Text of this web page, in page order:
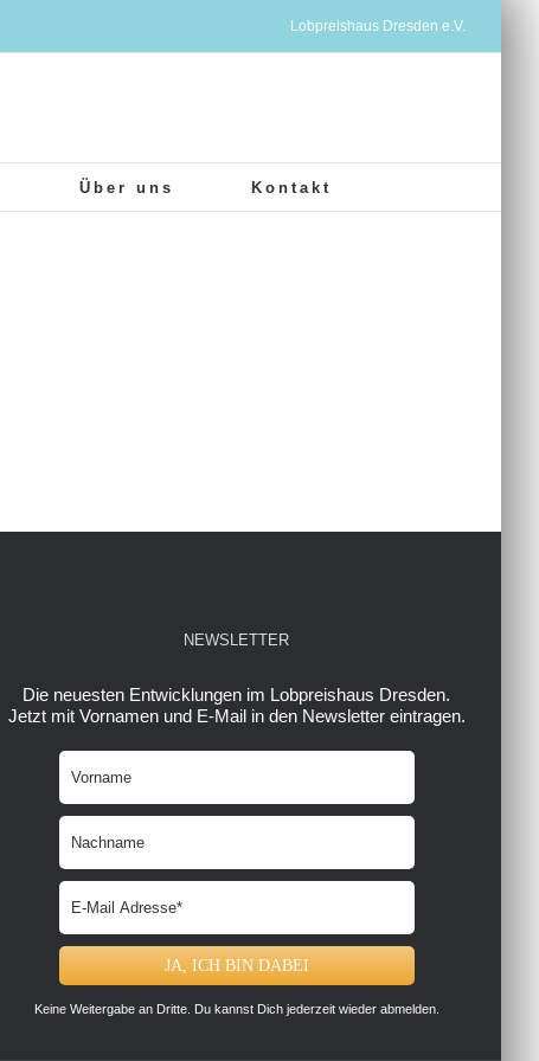
Lobpreishaus Dresden e.V.
Über uns Kontakt
NEWSLETTER
Die neuesten Entwicklungen im Lobpreishaus Dresden.
Jetzt mit Vornamen und E-Mail in den Newsletter eintragen.
Keine Weitergabe an Dritte. Du kannst Dich jederzeit wieder abmelden.